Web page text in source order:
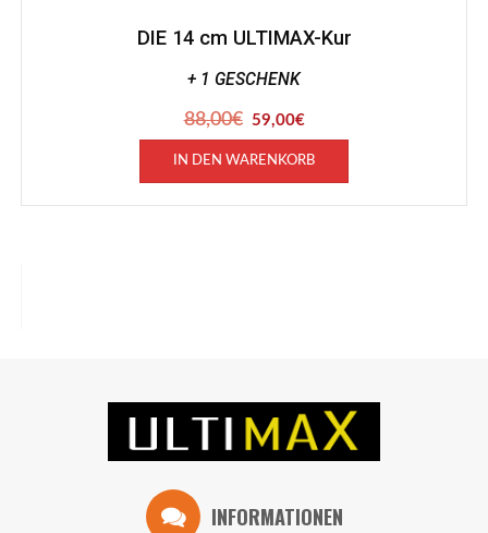
DIE 14 cm ULTIMAX-Kur
+ 1 GESCHENK
88,00€
Ursprünglicher
Preis
war:
59,00€Aktueller
Preis
ist:
IN DEN WARENKORB
INFORMATIONEN